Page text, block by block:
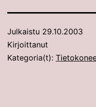
Julkaistu 29.10.2003
Kirjoittanut
Kategoria(t):